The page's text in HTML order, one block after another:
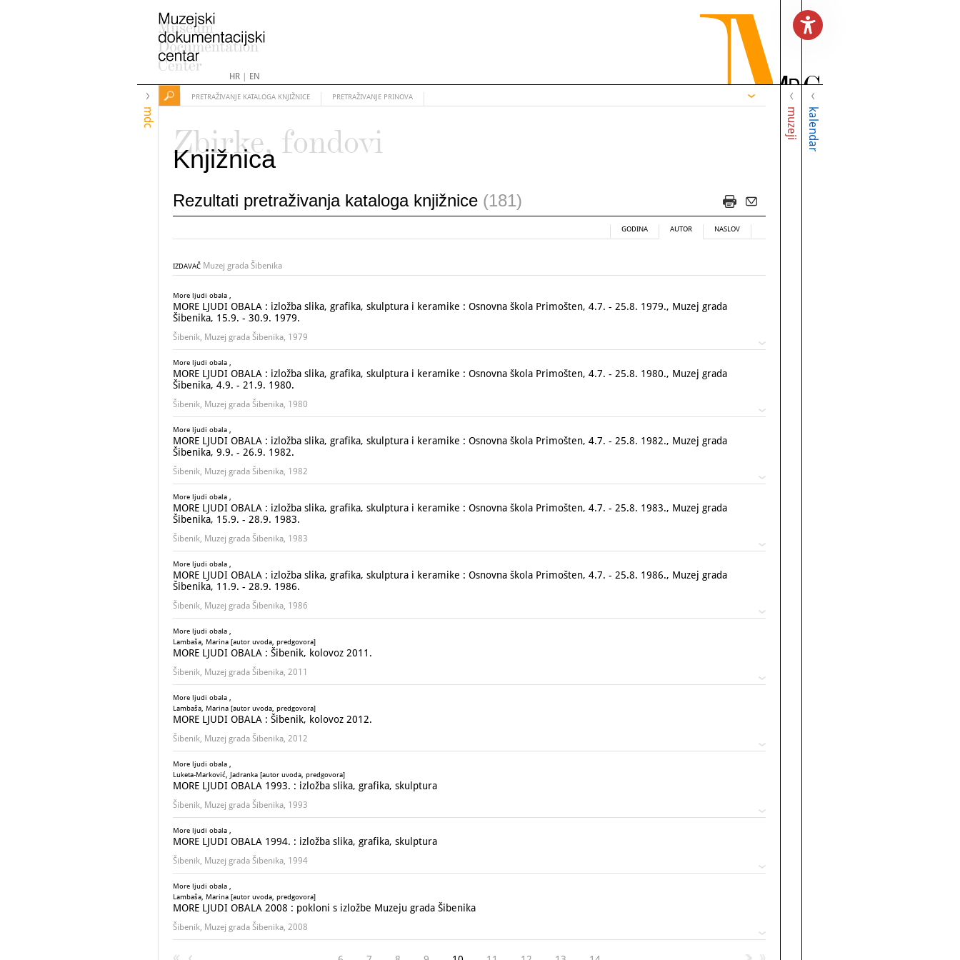
HR| EN
mdc muzeji kalendar
PRETRAŽIVANJE KATALOGA KNJIŽNICE PRETRAŽIVANJE PRINOVA
Zbirke, fondovi
Knjižnica
Rezultati pretraživanja kataloga knjižnice (181)
GODINA AUTOR NASLOV
IZDAVAČ Muzej grada Šibenika
More ljudi obala ,
MORE LJUDI OBALA : izložba slika, grafika, skulptura i keramike : Osnovna škola Primošten, 4.7. - 25.8. 1979., Muzej grada
Šibenika, 15.9. - 30.9. 1979.
Šibenik, Muzej grada Šibenika, 1979
More ljudi obala ,
MORE LJUDI OBALA : izložba slika, grafika, skulptura i keramike : Osnovna škola Primošten, 4.7. - 25.8. 1980., Muzej grada
Šibenika, 4.9. - 21.9. 1980.
Šibenik, Muzej grada Šibenika, 1980
More ljudi obala ,
MORE LJUDI OBALA : izložba slika, grafika, skulptura i keramike : Osnovna škola Primošten, 4.7. - 25.8. 1982., Muzej grada
Šibenika, 9.9. - 26.9. 1982.
Šibenik, Muzej grada Šibenika, 1982
More ljudi obala ,
MORE LJUDI OBALA : izložba slika, grafika, skulptura i keramike : Osnovna škola Primošten, 4.7. - 25.8. 1983., Muzej grada
Šibenika, 15.9. - 28.9. 1983.
Šibenik, Muzej grada Šibenika, 1983
More ljudi obala ,
MORE LJUDI OBALA : izložba slika, grafika, skulptura i keramike : Osnovna škola Primošten, 4.7. - 25.8. 1986., Muzej grada
Šibenika, 11.9. - 28.9. 1986.
Šibenik, Muzej grada Šibenika, 1986
More ljudi obala ,
Lambaša, Marina [autor uvoda, predgovora]
MORE LJUDI OBALA : Šibenik, kolovoz 2011.
Šibenik, Muzej grada Šibenika, 2011
More ljudi obala ,
Lambaša, Marina [autor uvoda, predgovora]
MORE LJUDI OBALA : Šibenik, kolovoz 2012.
Šibenik, Muzej grada Šibenika, 2012
More ljudi obala ,
Luketa-Marković, Jadranka [autor uvoda, predgovora]
MORE LJUDI OBALA 1993. : izložba slika, grafika, skulptura
Šibenik, Muzej grada Šibenika, 1993
More ljudi obala ,
MORE LJUDI OBALA 1994. : izložba slika, grafika, skulptura
Šibenik, Muzej grada Šibenika, 1994
More ljudi obala ,
Lambaša, Marina [autor uvoda, predgovora]
MORE LJUDI OBALA 2008 : pokloni s izložbe Muzeju grada Šibenika
Šibenik, Muzej grada Šibenika, 2008